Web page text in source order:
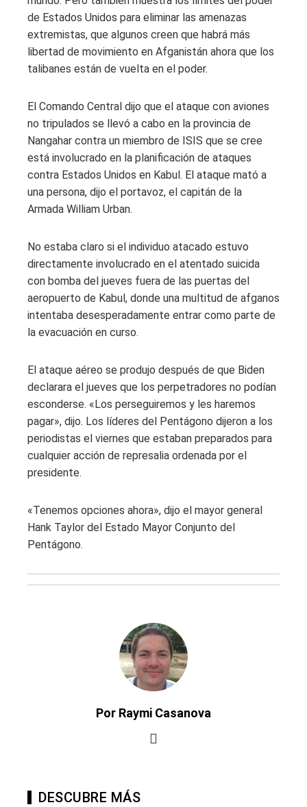
de Estados Unidos para eliminar las amenazas
extremistas, que algunos creen que habrá más
libertad de movimiento en Afganistán ahora que los
talibanes están de vuelta en el poder.
El Comando Central dijo que el ataque con aviones
no tripulados se llevó a cabo en la provincia de
Nangahar contra un miembro de ISIS que se cree
está involucrado en la planificación de ataques
contra Estados Unidos en Kabul. El ataque mató a
una persona, dijo el portavoz, el capitán de la
Armada William Urban.
No estaba claro si el individuo atacado estuvo
directamente involucrado en el atentado suicida
con bomba del jueves fuera de las puertas del
aeropuerto de Kabul, donde una multitud de afganos
intentaba desesperadamente entrar como parte de
la evacuación en curso.
El ataque aéreo se produjo después de que Biden
declarara el jueves que los perpetradores no podían
esconderse. «Los perseguiremos y les haremos
pagar», dijo. Los líderes del Pentágono dijeron a los
periodistas el viernes que estaban preparados para
cualquier acción de represalia ordenada por el
presidente.
«Tenemos opciones ahora», dijo el mayor general
Hank Taylor del Estado Mayor Conjunto del
Pentágono.
Por Raymi Casanova
DESCUBRE MÁS